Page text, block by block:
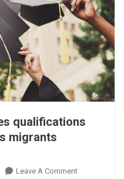
qualifications
migrants
Leave A CommentOn